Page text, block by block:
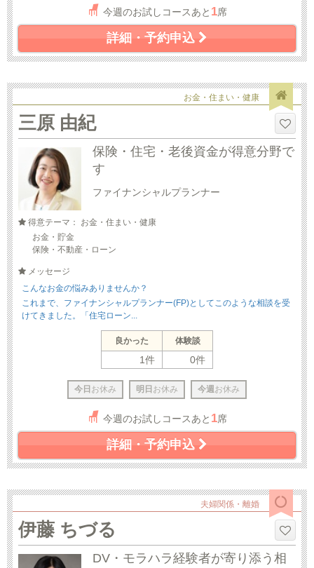
今週のお試しコースあと 1席
詳細・予約申込
お金・住まい・健康
三原 由紀
保険・住宅・老後資金が得意分野で
す
ファイナンシャルプランナー
得意テーマ： お金・住まい・健康
お金・貯金
保険・不動産・ローン
メッセージ
こんなお金の悩みありませんか？
これまで、ファイナンシャルプランナー(FP)としてこのような相談を受
けてきました。「住宅ローン...
良かった 体験談
1件 0件
今日 お休み 明日 お休み 今週 お休み
今週のお試しコースあと 1席
詳細・予約申込
夫婦関係・離婚
伊藤 ちづる
DV・モラハラ経験者が寄り添う相